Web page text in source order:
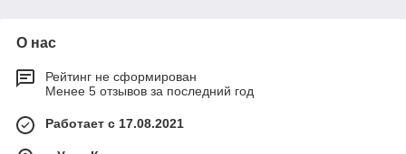
О нас
Рейтинг не сформирован
Менее 5 отзывов за последний год
Работает с 17.08.2021